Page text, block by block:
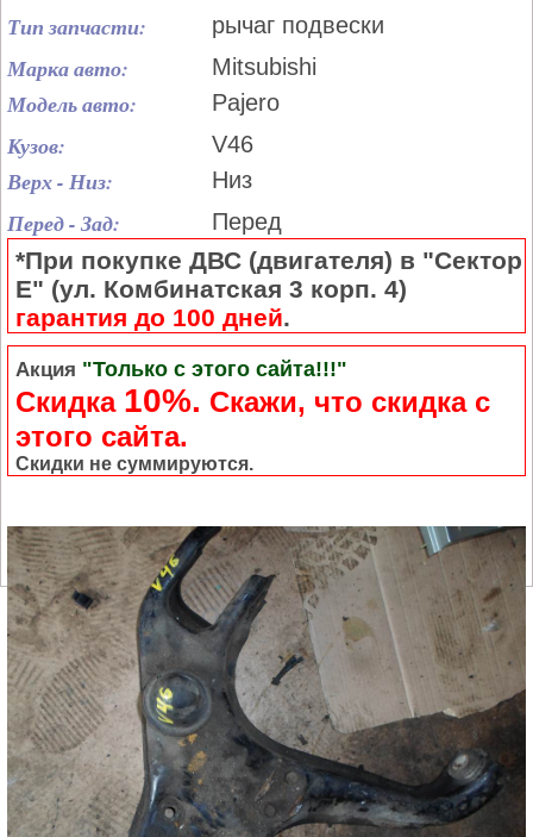
Тип запчасти: рычаг подвески
Марка авто: Mitsubishi
Модель авто: Pajero
Кузов: V46
Верх - Низ: Низ
Перед - Зад: Перед
*При покупке ДВС (двигателя) в "Сектор
Е" (ул. Комбинатская 3 корп. 4)
гарантия до 100 дней.
Акция "Только с этого сайта!!!"
Скидка 10%. Cкажи, что скидка с
этого сайта.
Скидки не суммируются.